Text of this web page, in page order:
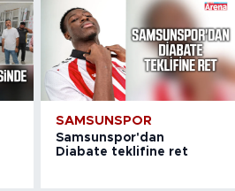
SAMSUNSPOR
Samsunspor'dan
Diabate teklifine ret